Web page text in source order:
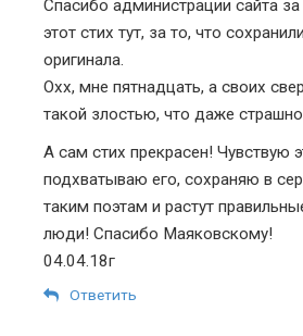
Спасибо администрации сайта за
этот стих тут, за то, что
оригинала.
Охх, мне пятнадцать, а своих
такой злостью, что даже страшно…
А сам стих прекрасен! Чувствую
подхватываю его, сохраняю в
таким поэтам и растут
люди! Спасибо Маяковскому!
04.04.18г
Ответить